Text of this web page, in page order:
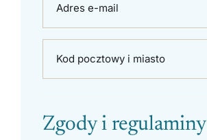
Adres e-mail
Kod pocztowy i miasto
Zgody i regulaminy